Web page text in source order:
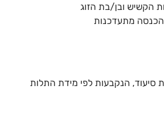
הקשיש ובן/בת הזוג
מתעדכנות
גמלת סיעוד, הנקבעות לפי מידת התלות